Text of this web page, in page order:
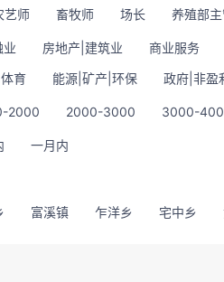
艺师 畜牧师 场长 养殖部主
业 房地产|建筑业 商业服务
育 能源|矿产|环保 政府|非盈
2000 2000-3000 3000-
一月内
富溪镇 乍洋乡 宅中乡